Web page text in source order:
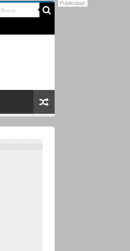
Publicidad: